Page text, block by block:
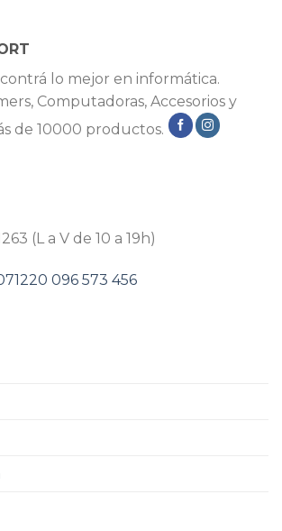
lo mejor en informática.
Computadoras, Accesorios y
de 10000 productos.
(L a V de 10 a 19h)
096 573 456